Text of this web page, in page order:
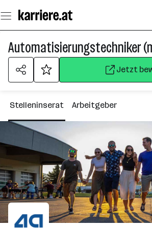
Seiteninhalt
springen
Automatisierungstechniker
Jetzt
Stelleninserat Arbeitgeber